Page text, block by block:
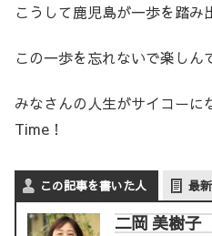
こうして鹿児島が一歩を踏み
この一歩を忘れないで楽しん
みなさんの人生がサイコー
Time！
この記事を書いた人 最
二岡 美樹子